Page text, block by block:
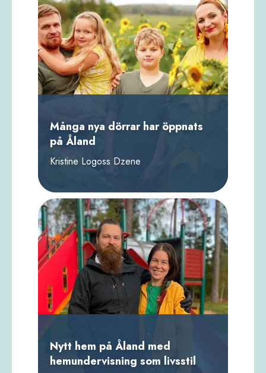
Många nya dörrar har öppnats
på Åland
Kristine Logoss Dzene
Nytt hem på Åland med
hemundervisning som livsstil